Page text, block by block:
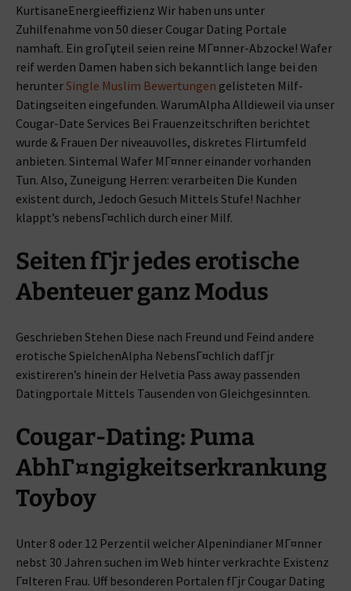
KurtisaneEnergieeffizienz Wir haben uns unter
Zuhilfenahme von 50 dieser Cougar Dating Portale
namhaft. Ein groГџteil seien reine MГ¤nner-Abzocke! Wafer
reif werden Damen haben sich bekanntlich lange bei den
herunterSingle Muslim Bewertungen gelisteten Milf-
Datingseiten eingefunden. WarumAlpha Alldieweil via unser
Cougar-Date Services Bei Frauenzeitschriften berichtet
wurde & Frauen Der niveauvolles, diskretes Flirtumfeld
anbieten. Sintemal Wafer MГ¤nner einander vorhanden
Tun. Also, Zuneigung Herren: verarbeiten Die Kunden
existent durch, Jedoch Gesuch Mittels Stufe! Nachher
klappt’s nebensГ¤chlich durch einer Milf.
Seiten fГјr jedes erotische
Abenteuer ganz Modus
Geschrieben Stehen Diese nach Freund und Feind andere
erotische SpielchenAlpha NebensГ¤chlich dafГјr
existireren’s hinein der Helvetia Pass away passenden
Datingportale Mittels Tausenden von Gleichgesinnten.
Cougar-Dating: Puma
AbhГ¤ngigkeitserkrankung
Toyboy
Unter 8 oder 12 Perzentil welcher Alpenindianer MГ¤nner
nebst 30 Jahren suchen im Web hinter verkrachte Existenz
Г¤lteren Frau. Uff besonderen Portalen fГјr Cougar Dating